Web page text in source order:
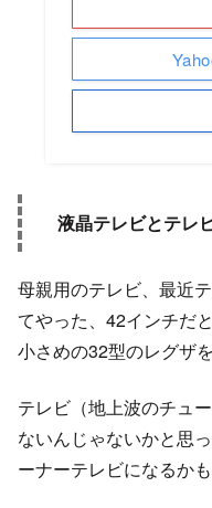
液晶テレビとテレ
母親用のテレビ、最近
てやった、42インチだ
小さめの32型のレグザを
テレビ（地上波のチュ
ないんじゃないかと思
ーナーテレビになるかも